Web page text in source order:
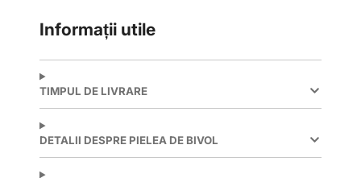
Informații utile
TIMPUL DE LIVRARE
DETALII DESPRE PIELEA DE BIVOL